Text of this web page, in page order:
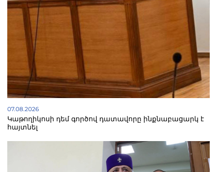
07.08.2026
Կաթողիկոսի դեմ գործով դատավորը ինքնաբացարկ է
հայտնել